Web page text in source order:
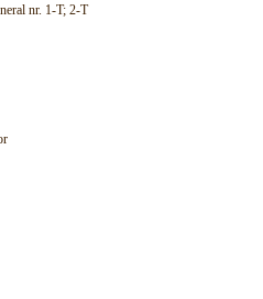
nr. 1-T; 2-T